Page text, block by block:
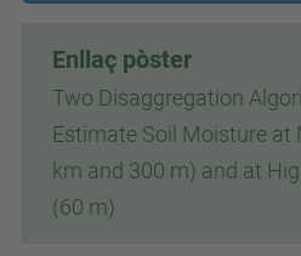
Enllaç pòster
Two Disaggregation
Estimate Soil Moisture at
km and 300 m) and at
(60 m)